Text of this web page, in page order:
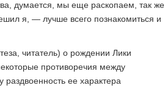
думается, мы еще раскопаем, так же
я, — лучше всего познакомиться и
читатель) о рождении Лики
противоречия между
ее характера